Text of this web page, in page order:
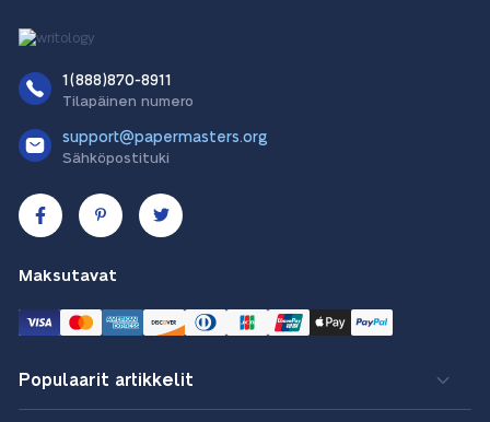
1(888)870-8911
Tilapäinen numero
support@papermasters.org
Sähköpostituki
Maksutavat
Populaarit artikkelit